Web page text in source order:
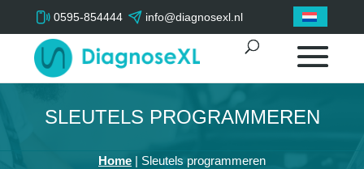
0595-854444 info@diagnosexl.nl
SLEUTELS PROGRAMMEREN
Home | Sleutels programmeren